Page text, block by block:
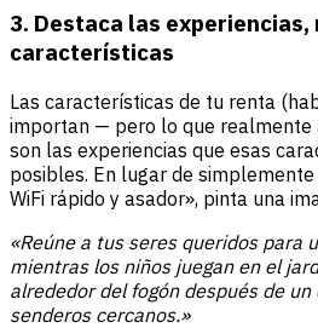
3. Destaca las experiencias,
características
Las características de tu renta
importan — pero lo que realmente
son las experiencias que esas
posibles. En lugar de
WiFi rápido y asador», pinta una
«Reúne a tus seres queridos para
mientras los niños juegan en el
alrededor del fogón después de
senderos cercanos.»